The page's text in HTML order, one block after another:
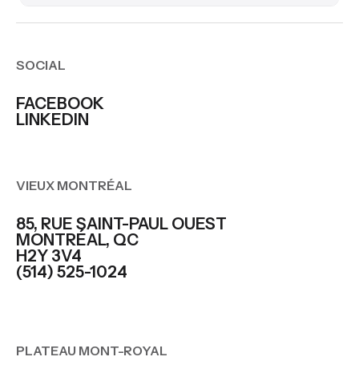
SOCIAL
FACEBOOK
LINKEDIN
VIEUX MONTRÉAL
85, RUE SAINT-PAUL OUEST
MONTRÉAL, QC
H2Y 3V4
(514) 525-1024
PLATEAU MONT-ROYAL